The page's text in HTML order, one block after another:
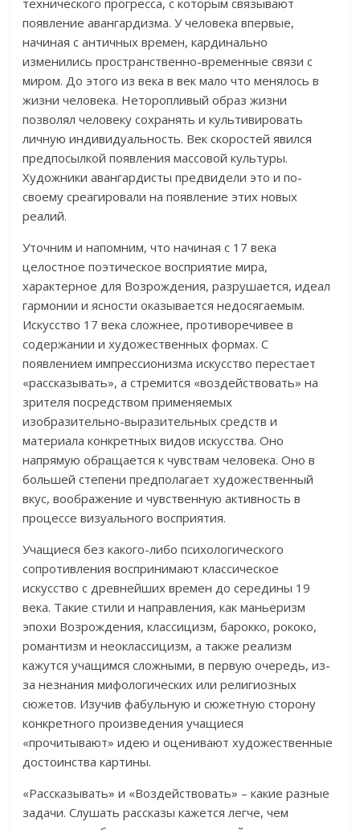
появление авангардизма. У человека впервые,
начиная с античных времен, кардинально
изменились пространственно-временные связи с
миром. До этого из века в век мало что менялось в
жизни человека. Неторопливый образ жизни
позволял человеку сохранять и культивировать
личную индивидуальность. Век скоростей явился
предпосылкой появления массовой культуры.
Художники авангардисты предвидели это и по-
своему среагировали на появление этих новых
реалий.
Уточним и напомним, что начиная с 17 века
целостное поэтическое восприятие мира,
характерное для Возрождения, разрушается, идеал
гармонии и ясности оказывается недосягаемым.
Искусство 17 века сложнее, противоречивее в
содержании и художественных формах. С
появлением импрессионизма искусство перестает
«рассказывать», а стремится «воздействовать» на
зрителя посредством применяемых
изобразительно-выразительных средств и
материала конкретных видов искусства. Оно
напрямую обращается к чувствам человека. Оно в
большей степени предполагает художественный
вкус, воображение и чувственную активность в
процессе визуального восприятия.
Учащиеся без какого-либо психологического
сопротивления воспринимают классическое
искусство с древнейших времен до середины 19
века. Такие стили и направления, как маньеризм
эпохи Возрождения, классицизм, барокко, рококо,
романтизм и неоклассицизм, а также реализм
кажутся учащимся сложными, в первую очередь, из-
за незнания мифологических или религиозных
сюжетов. Изучив фабульную и сюжетную сторону
конкретного произведения учащиеся
«прочитывают» идею и оценивают художественные
достоинства картины.
«Рассказывать» и «Воздействовать» – какие разные
задачи. Слушать рассказы кажется легче, чем